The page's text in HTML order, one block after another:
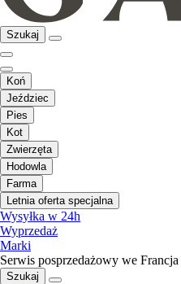
Szukaj
Koń
Jeździec
Pies
Kot
Zwierzęta
Hodowla
Farma
Letnia oferta specjalna
Wysyłka w 24h
Wyprzedaż
Marki
Serwis posprzedażowy we Francja
Szukaj